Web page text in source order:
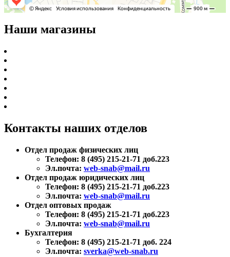
Наши магазины
Контакты наших отделов
Отдел продаж физических лиц
Телефон: 8 (495) 215-21-71 доб.223
Эл.почта: web-snab@mail.ru
Отдел продаж юридических лиц
Телефон: 8 (495) 215-21-71 доб.223
Эл.почта: web-snab@mail.ru
Отдел оптовых продаж
Телефон: 8 (495) 215-21-71 доб.223
Эл.почта: web-snab@mail.ru
Бухгалтерия
Телефон: 8 (495) 215-21-71 доб. 224
Эл.почта: sverka@web-snab.ru